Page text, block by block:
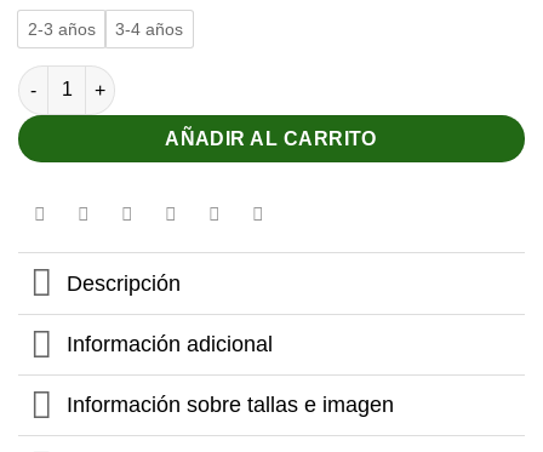
2-3 años 3-4 años
Vestido de niña con dibujos de Jirafas cantidad
AÑADIR AL CARRITO
Descripción
Información adicional
Información sobre tallas e imagen